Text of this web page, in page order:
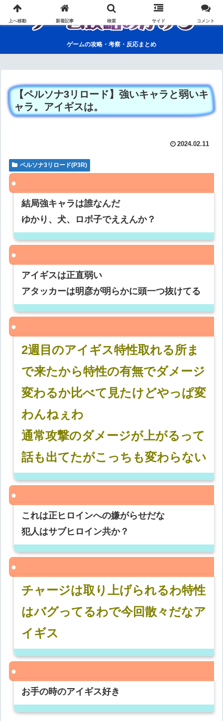
ゲームの攻略・考察・反応まとめ
【ペルソナ3リロード】強いキャラと弱いキ
ャラ。アイギスは。
2024.02.11
ペルソナ3リロード(P3R)
結局強キャラは誰なんだ
ゆかり、犬、ロボ子でええんか？
アイギスは正直弱い
アタッカーは明彦が明らかに頭一つ抜けてる
2週目のアイギス特性取れる所ま
で来たから特性の有無でダメージ
変わるか比べて見たけどやっぱ変
わんねぇわ
通常攻撃のダメージが上がるって
話も出てたがこっちも変わらない
これは正ヒロインへの嫌がらせだな
犯人はサブヒロイン共か？
チャージは取り上げられるわ特性
はバグってるわで今回散々だなア
イギス
お手の時のアイギス好き
上へ移動 新着記事 検索 サイド コメント